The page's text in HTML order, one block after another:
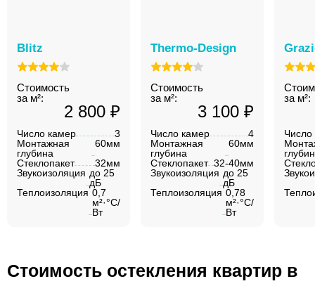
Blitz
Стоимость
за м²:
2 800 ₽
Число камер
3
Монтажная
глубина
60мм
Стеклопакет
32мм
Звукоизоляция до 25
дБ
Теплоизоляция 0,7
м²·°C/
Вт
Thermo-Design
Стоимость
за м²:
3 100 ₽
Число камер
4
Монтажная
глубина
60мм
Стеклопакет 32-40мм
Звукоизоляция до 25
дБ
Теплоизоляция 0,78
м²·°C/
Вт
за м²:
Число
Стоимость остекления квартир в